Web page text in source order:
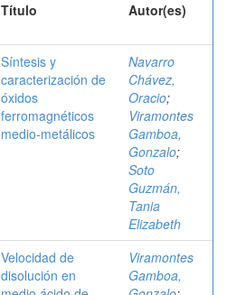
Título Autor(es)
Síntesis y
caracterización de
óxidos
ferromagnéticos
medio-metálicos
Navarro
Chávez,
Oracio;
Viramontes
Gamboa,
Gonzalo;
Soto
Guzmán,
Tania
Elizabeth
Velocidad de
disolución en
Viramontes
Gamboa,